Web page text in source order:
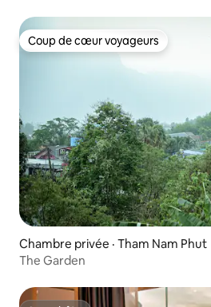
Coup de cœur voyageurs
Coup de cœur voyageurs
Chambre privée · Tham Nam Phut
The Garden